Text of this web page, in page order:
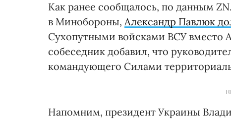
Как ранее сообщалось, по данным
в Минобороны, Александр Павлюк
Сухопутными войсками ВСУ вместо
собеседник добавил, что
командующего Силами
Напомним, президент Украины